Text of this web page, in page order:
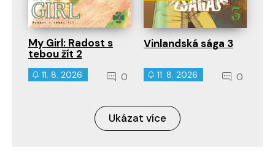
My Girl: Radost s
tebou žít 2
11. 8. 2026 0
Vinlandská sága 3
11. 8. 2026 0
Ukázat více